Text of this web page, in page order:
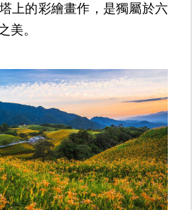
上的彩繪畫作，是獨屬於六
美。